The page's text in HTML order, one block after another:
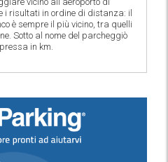
i risultati in ordine di distanza: il
è sempre il più vicino, tra quelli
Sotto al nome del parcheggiò
in km.